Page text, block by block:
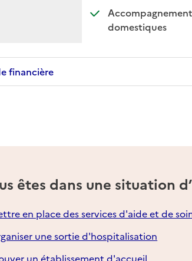
domestiques
:
: non
financière
êtes dans une situation
en place des services d'aide et de
une sortie d'hospitalisation
un établissement d'accueil